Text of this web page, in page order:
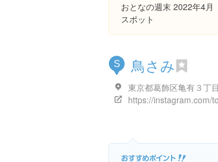
おとなの週末 2022年4月
スポット
S 鳥さみ